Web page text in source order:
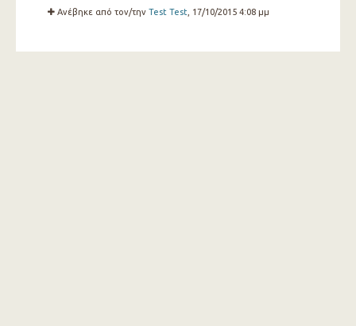
Ανέβηκε από τον/την Test Test , 17/10/2015 4:08 μμ